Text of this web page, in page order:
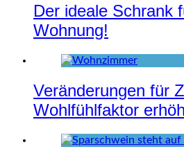
Der ideale Schrank
Wohnung!
Veränderungen für
Wohlfühlfaktor